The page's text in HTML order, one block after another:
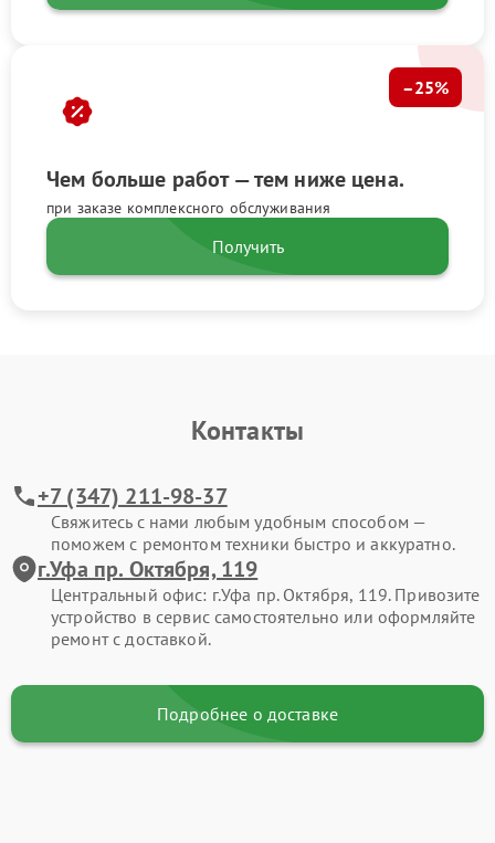
Чем больше работ — тем ниже цена.
при заказе комплексного обслуживания
–25%
Получить
Контакты
+7 (347) 211-98-37
Свяжитесь с нами любым удобным способом —
поможем с ремонтом техники быстро и аккуратно.
г.Уфа пр. Октября, 119
Центральный офис: г.Уфа пр. Октября, 119. Привозите
устройство в сервис самостоятельно или оформляйте
ремонт с доставкой.
Подробнее о доставке